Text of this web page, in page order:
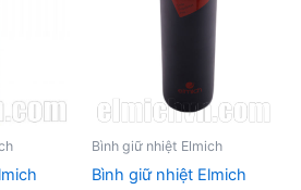
Bình giữ nhiệt Elmich
Bình giữ nhiệt Elmich